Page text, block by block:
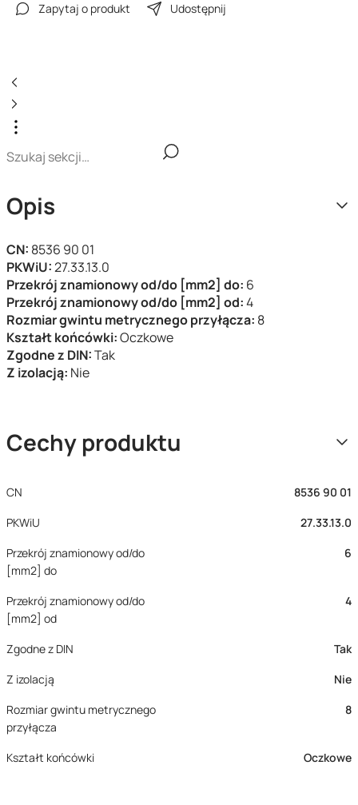
Zapytaj o produkt Udostępnij
Opis
CN: 8536 90 01
PKWiU:27.33.13.0
Przekrój znamionowy od/do [mm2] do: 6
Przekrój znamionowy od/do [mm2] od:4
Rozmiar gwintu metrycznego przyłącza: 8
Kształt końcówki:Oczkowe
Zgodne z DIN:Tak
Z izolacją: Nie
Cechy produktu
CN
8536 90 01
PKWiU
27.33.13.0
Przekrój znamionowy od/do
[mm2] do
6
Przekrój znamionowy od/do
[mm2] od
4
Zgodne z DIN
Tak
Z izolacją
Nie
Rozmiar gwintu metrycznego
przyłącza
8
Kształt końcówki Oczkowe